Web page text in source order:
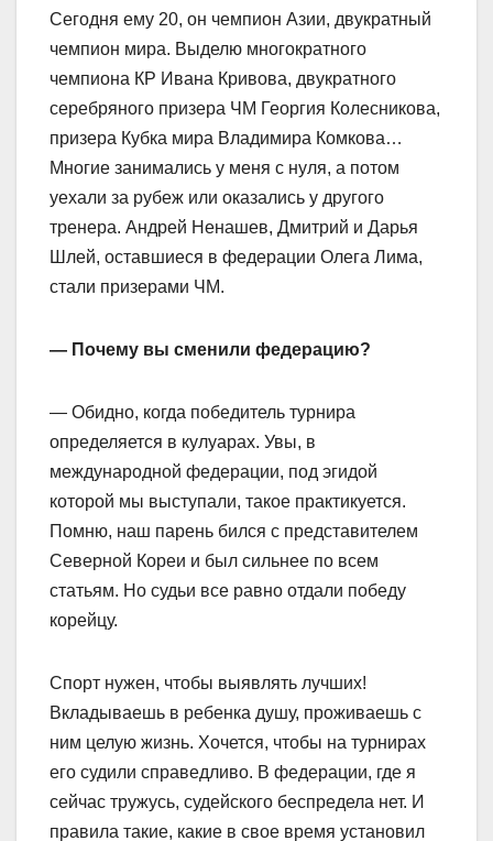
Сегодня ему 20, он чемпион Азии, двукратный
чемпион мира. Выделю многократного
чемпиона КР Ивана Кривова, двукратного
серебряного призера ЧМ Георгия Колесникова,
призера Кубка мира Владимира Комкова…
Многие занимались у меня с нуля, а потом
уехали за рубеж или оказались у другого
тренера. Андрей Ненашев, Дмитрий и Дарья
Шлей, оставшиеся в федерации Олега Лима,
стали призерами ЧМ.
— Почему вы сменили федерацию?
— Обидно, когда победитель турнира
определяется в кулуарах. Увы, в
международной федерации, под эгидой
которой мы выступали, такое практикуется.
Помню, наш парень бился с представителем
Северной Кореи и был сильнее по всем
статьям. Но судьи все равно отдали победу
корейцу.
Спорт нужен, чтобы выявлять лучших!
Вкладываешь в ребенка душу, проживаешь с
ним целую жизнь. Хочется, чтобы на турнирах
его судили справедливо. В федерации, где я
сейчас тружусь, судейского беспредела нет. И
правила такие, какие в свое время установил